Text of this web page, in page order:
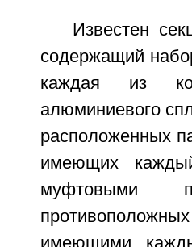
Известен
содержащий
каждая из
алюминиевого
расположенных
имеющих
муфтовыми
имеющими